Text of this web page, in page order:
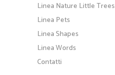
Linea Nature Little Trees
Linea Pets
Linea Shapes
Linea Words
Contatti